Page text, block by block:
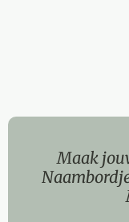
Maak